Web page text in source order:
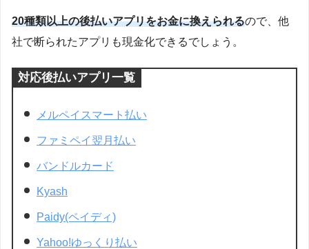
20種類以上の後払いアプリをお金に換えられるので、他
社で断られたアプリも現金化できるでしょう。
対応後払いアプリ一覧
メルペイスマート払い
ファミペイ翌月払い
バンドルカード
Kyash
Paidy(ペイディ)
Yahoo!ゆっくり払い